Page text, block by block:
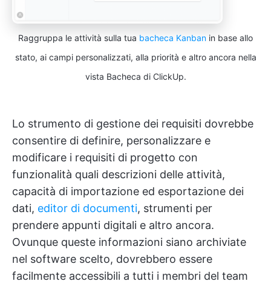
Raggruppa le attività sulla tua bacheca Kanban in base allo
stato, ai campi personalizzati, alla priorità e altro ancora nella
vista Bacheca di ClickUp.
Lo strumento di gestione dei requisiti dovrebbe
consentire di definire, personalizzare e
modificare i requisiti di progetto con
funzionalità quali descrizioni delle attività,
capacità di importazione ed esportazione dei
dati, editor di documenti, strumenti per
prendere appunti digitali e altro ancora.
Ovunque queste informazioni siano archiviate
nel software scelto, dovrebbero essere
facilmente accessibili a tutti i membri del team